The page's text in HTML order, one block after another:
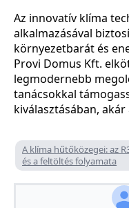
Az innovatív klíma
alkalmazásával
környezetbarát és
Provi Domus Kft.
legmodernebb
tanácsokkal
kiválasztásában,
A klíma hűtőközegei: az
és a feltöltés folyamata